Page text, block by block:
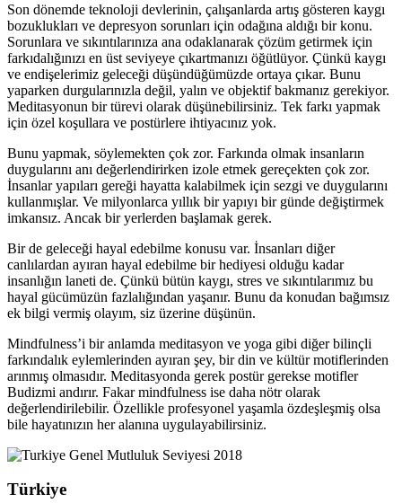
Son dönemde teknoloji devlerinin, çalışanlarda artış gösteren kaygı
bozuklukları ve depresyon sorunları için odağına aldığı bir konu.
Sorunlara ve sıkıntılarınıza ana odaklanarak çözüm getirmek için
farkıdalığınızı en üst seviyeye çıkartmanızı öğütlüyor. Çünkü kaygı
ve endişelerimiz geleceği düşündüğümüzde ortaya çıkar. Bunu
yaparken durgularınızla değil, yalın ve objektif bakmanız gerekiyor.
Meditasyonun bir türevi olarak düşünebilirsiniz. Tek farkı yapmak
için özel koşullara ve postürlere ihtiyacınız yok.
Bunu yapmak, söylemekten çok zor. Farkında olmak insanların
duygularını anı değerlendirirken izole etmek gereçekten çok zor.
İnsanlar yapıları gereği hayatta kalabilmek için sezgi ve duygularını
kullanmışlar. Ve milyonlarca yıllık bir yapıyı bir günde değiştirmek
imkansız. Ancak bir yerlerden başlamak gerek.
Bir de geleceği hayal edebilme konusu var. İnsanları diğer
canlılardan ayıran hayal edebilme bir hediyesi olduğu kadar
insanlığın laneti de. Çünkü bütün kaygı, stres ve sıkıntılarımız bu
hayal gücümüzün fazlalığından yaşanır. Bunu da konudan bağımsız
ek bilgi vermiş olayım, siz üzerine düşünün.
Mindfulness’i bir anlamda meditasyon ve yoga gibi diğer bilinçli
farkındalık eylemlerinden ayıran şey, bir din ve kültür motiflerinden
arınmış olmasıdır. Meditasyonda gerek postür gerekse motifler
Budizmi andırır. Fakar mindfulness ise daha nötr olarak
değerlendirilebilir. Özellikle profesyonel yaşamla özdeşleşmiş olsa
bile hayatınızın her alanına uygulayabilirsiniz.
Türkiye